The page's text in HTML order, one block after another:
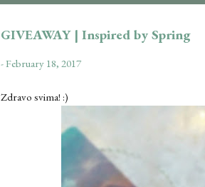
GIVEAWAY | Inspired by Spring
-February 18, 2017
Zdravo svima! :)